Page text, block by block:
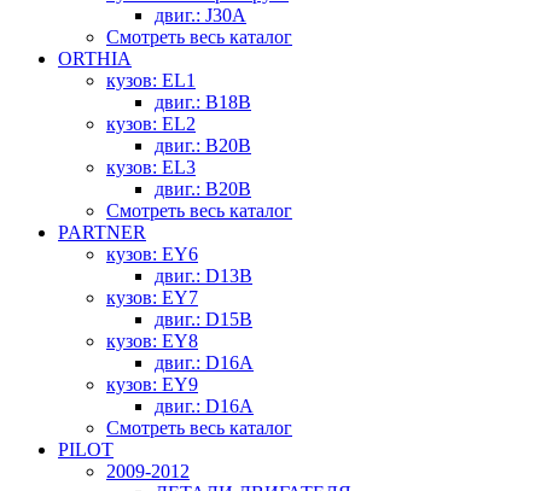
двиг.: J30A
Смотреть весь каталог
ORTHIA
кузов: EL1
двиг.: B18B
кузов: EL2
двиг.: B20B
кузов: EL3
двиг.: B20B
Смотреть весь каталог
PARTNER
кузов: EY6
двиг.: D13B
кузов: EY7
двиг.: D15B
кузов: EY8
двиг.: D16A
кузов: EY9
двиг.: D16A
Смотреть весь каталог
PILOT
2009-2012